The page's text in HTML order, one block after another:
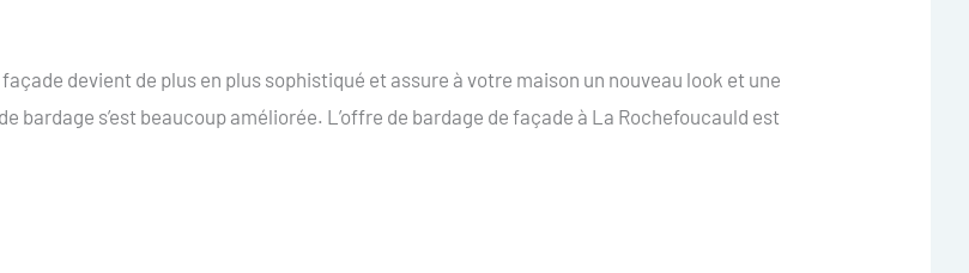
devient de plus en plus sophistiqué et assure à votre maison un nouveau look et une
s’est beaucoup améliorée. L’offre de bardage de façade à La Rochefoucauld est